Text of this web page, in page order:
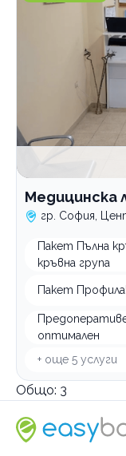
Медицинска
гр. София,
Пакет Пълна
кръвна група
Пакет
оптимален
+ още 5 услуги
Общо: 3